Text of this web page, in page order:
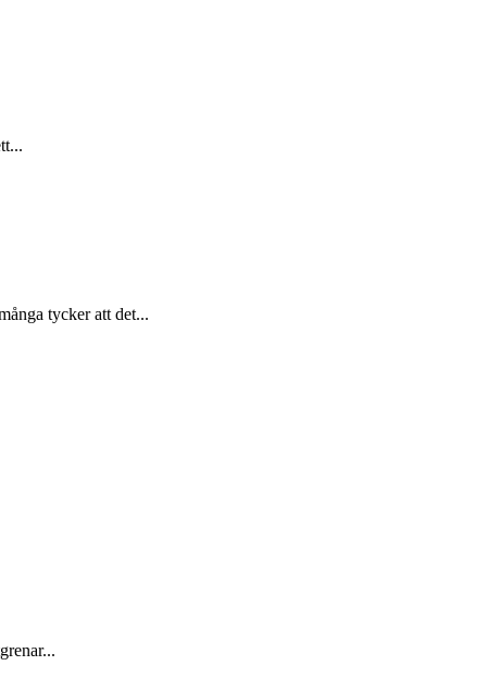
tycker att det...